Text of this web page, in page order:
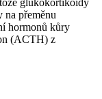
na přeměnu
hormonů kůry
(ACTH) z